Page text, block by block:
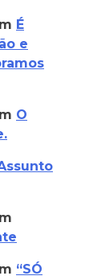
É
e
O
“SÓ